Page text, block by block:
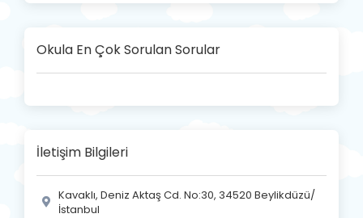
Okula En Çok Sorulan Sorular
İletişim Bilgileri
Kavaklı, Deniz Aktaş Cd. No:30, 34520 Beylikdüzü/
İstanbul